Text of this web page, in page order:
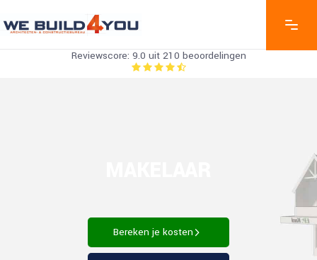
Reviewscore: 9.0 uit 210 beoordelingen
Bereken je kosten